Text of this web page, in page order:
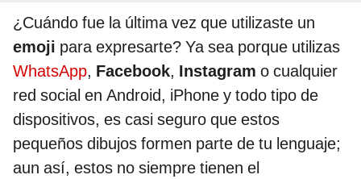
¿Cuándo fue la última vez que utilizaste un
emoji para expresarte? Ya sea porque utilizas
WhatsApp, Facebook, Instagram o cualquier
red social en Android, iPhone y todo tipo de
dispositivos, es casi seguro que estos
pequeños dibujos formen parte de tu lenguaje;
aun así, estos no siempre tienen el